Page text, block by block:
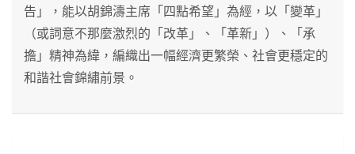
告」，能以胡錦濤主席「四點希望」為經，以「變革」
（或詞意不那麼激烈的「改革」、「革新」）、「承
擔」精神為緯，編織出一幅經濟更繁榮、社會更穩定的
和諧社會錦繡前景。